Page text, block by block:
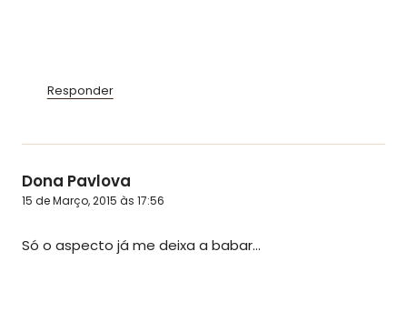
Responder
Dona Pavlova
15 de Março, 2015 às 17:56
Só o aspecto já me deixa a babar…